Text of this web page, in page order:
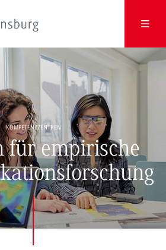
KOMPETENZZENTREN
für empirische